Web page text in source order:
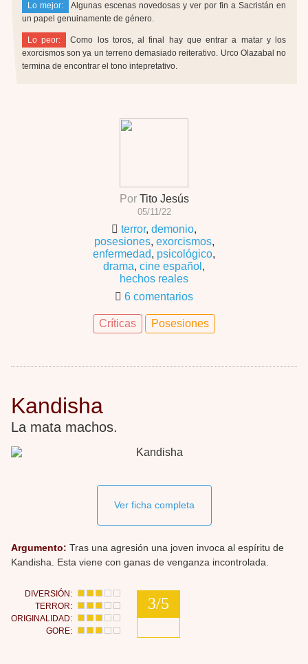
Lo mejor:
Algunas escenas novedosas y ver por fin a Sacristán en
un papel genuinamente de género.
Lo peor:
Como los toros, al final hay que entrar a matar y los
exorcismos son ya un terreno demasiado reiterativo. Urco Olazabal no
termina de encontrar el tono intepretativo.
PorTito Jesús
05/11/22
terror, demonio,
posesiones, exorcismos,
enfermedad, psicológico,
drama, cine español ,
hechos reales
6 comentarios
Críticas Posesiones
Kandisha
La mata machos.
Ver ficha completa
Argumento: Tras una agresión una joven invoca al espíritu de
Kandisha. Esta viene con ganas de venganza incontrolada.
DIVERSIÓN:
TERROR:
ORIGINALIDAD:
GORE:
3/5